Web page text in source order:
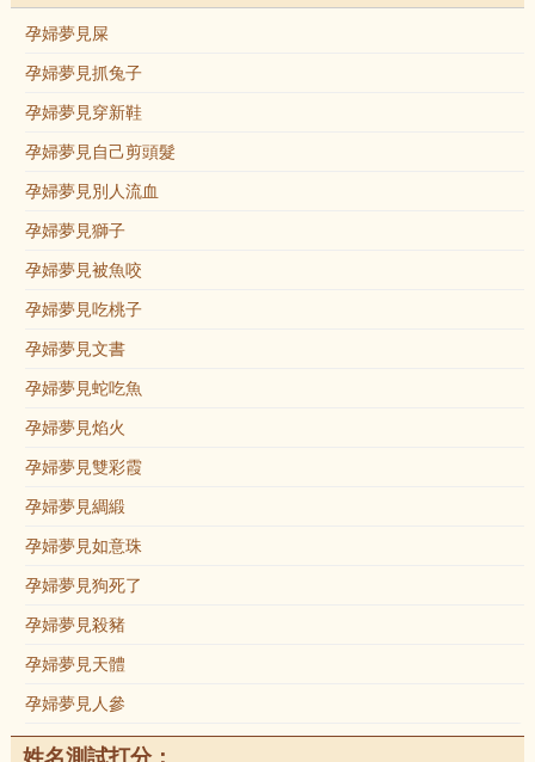
孕婦夢見屎
孕婦夢見抓兔子
孕婦夢見穿新鞋
孕婦夢見自己剪頭髮
孕婦夢見別人流血
孕婦夢見獅子
孕婦夢見被魚咬
孕婦夢見吃桃子
孕婦夢見文書
孕婦夢見蛇吃魚
孕婦夢見焰火
孕婦夢見雙彩霞
孕婦夢見綢緞
孕婦夢見如意珠
孕婦夢見狗死了
孕婦夢見殺豬
孕婦夢見天體
孕婦夢見人參
姓名測試打分：